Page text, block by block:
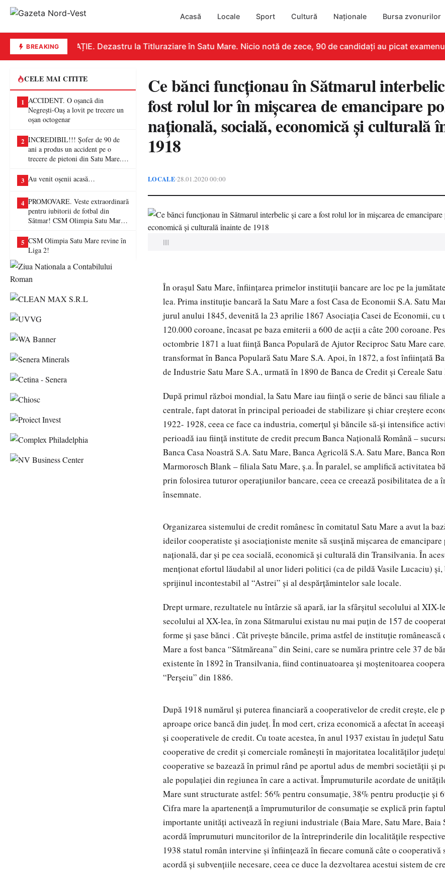
Acasă Locale Sport Cultură Naționale Bursa zvonurilor
BREAKING
EDUCAȚIE. Dezastru la Titluraziare în Satu Mare. Nicio notă de zece, 90 de candidați au picat examenul
CELE MAI CITITE
1 ACCIDENT. O oșancă din
Negrești-Oaș a lovit pe trecere un
oșan octogenar
2 INCREDIBIL!!! Șofer de 90 de
ani a produs un accident pe o
trecere de pietoni din Satu Mare. O
3 Au venit oșenii acasă…
4 PROMOVARE. Veste extraordinară
pentru iubitorii de fotbal din
Sătmar! CSM Olimpia Satu Mare
5 CSM Olimpia Satu Mare revine în
Liga 2!
Ce bănci funcţionau în Sătmarul
fost rolul lor în mişcarea de emancipare
naţională, socială, economică şi culturală
1918
LOCALE•28.01.2020 00:00
||||
În oraşul Satu Mare, înfiinţarea primelor instituţii bancare are loc pe la
lea. Prima instituţie bancară la Satu Mare a fost Casa de Economii S.A. Satu
jurul anului 1845, devenită la 23 aprilie 1867 Asociaţia Casei de Economii, cu
120.000 coroane, încasat pe baza emiterii a 600 de acţii a câte 200 coroane.
octombrie 1871 a luat fiinţă Banca Populară de Ajutor Reciproc Satu Mare
transformat în Banca Populară Satu Mare S.A. Apoi, în 1872, a fost înfiinţată
de Industrie Satu Mare S.A., urmată în 1890 de Banca de Credit şi Cereale Satu
După primul război mondial, la Satu Mare iau fiinţă o serie de bănci sau filiale
centrale, fapt datorat în principal perioadei de stabilizare şi chiar creştere
1922- 1928, ceea ce face ca industria, comerţul şi băncile să-şi intensifice
perioadă iau fiinţă institute de credit precum Banca Naţională Română –
Banca Casa Noastră S.A. Satu Mare, Banca Agricolă S.A. Satu Mare, Banca
Marmorosch Blank – filiala Satu Mare, ş.a. În paralel, se amplifică activitatea
prin folosirea tuturor operaţiunilor bancare, ceea ce creează posibilitatea de a
însemnate.
Organizarea sistemului de credit românesc în comitatul Satu Mare a avut la
ideilor cooperatiste şi asociaţioniste menite să susţină mişcarea de
naţională, dar şi pe cea socială, economică şi culturală din Transilvania. În
menţionat efortul lăudabil al unor lideri politici (ca de pildă Vasile Lucaciu) şi,
sprijinul incontestabil al “Astrei” şi al despărţămintelor sale locale.
Drept urmare, rezultatele nu întârzie să apară, iar la sfârşitul secolului al XIX-
secolului al XX-lea, în zona Sătmarului existau nu mai puţin de 157 de
forme şi şase bănci . Cât priveşte băncile, prima astfel de instituţie
Mare a fost banca “Sătmăreana” din Seini, care se număra printre cele 37 de
existente în 1892 în Transilvania, fiind continuatoarea şi moştenitoarea
“Perşeiu” din 1886.
După 1918 numărul şi puterea financiară a cooperativelor de credit creşte, ele
aproape orice bancă din judeţ. În mod cert, criza economică a afectat în
şi cooperativele de credit. Cu toate acestea, în anul 1937 existau în judeţul
cooperative de credit şi comerciale româneşti în majoritatea localităţilor
cooperative se bazează în primul rând pe aportul adus de membri societăţii şi
ale populaţiei din regiunea în care a activat. Împrumuturile acordate de
Mare sunt structurate astfel: 56% pentru consumaţie, 38% pentru producţie şi
Cifra mare la apartenenţă a împrumuturilor de consumaţie se explică prin
importante unităţi activează în regiuni industriale (Baia Mare, Satu Mare, Baia
acordă împrumuturi muncitorilor de la întreprinderile din localităţile
1938 statul român intervine şi înfiinţează în fiecare comună câte o cooperativă
acordă şi subvenţiile necesare, ceea ce duce la dezvoltarea acestui sistem de